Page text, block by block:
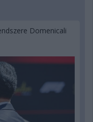
Domenicali